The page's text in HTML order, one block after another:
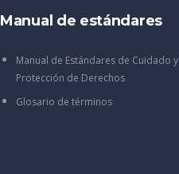
Manual de estándares
Manual de Estándares de Cuidado y
Protección de Derechos
Glosario de términos